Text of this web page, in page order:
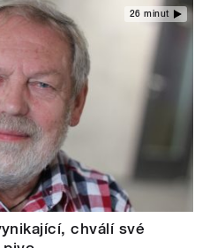
26 minut
chválí své